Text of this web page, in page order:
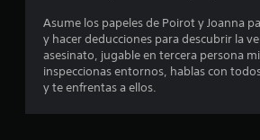
Asume los papeles de Poirot y Joanna
y hacer deducciones para descubrir la
asesinato, jugable en tercera persona
inspeccionas entornos, hablas con
y te enfrentas a ellos.